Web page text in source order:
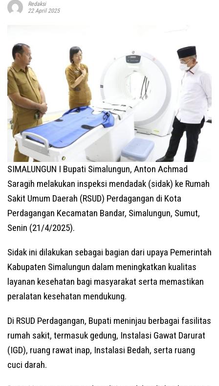
Redaksi
22 April 2025
SIMALUNGUN I Bupati Simalungun, Anton Achmad
Saragih melakukan inspeksi mendadak (sidak) ke Rumah
Sakit Umum Daerah (RSUD) Perdagangan di Kota
Perdagangan Kecamatan Bandar, Simalungun, Sumut,
Senin (21/4/2025).
Sidak ini dilakukan sebagai bagian dari upaya Pemerintah
Kabupaten Simalungun dalam meningkatkan kualitas
layanan kesehatan bagi masyarakat serta memastikan
peralatan kesehatan mendukung.
Di RSUD Perdagangan, Bupati meninjau berbagai fasilitas
rumah sakit, termasuk gedung, Instalasi Gawat Darurat
(IGD), ruang rawat inap, Instalasi Bedah, serta ruang
cuci darah.